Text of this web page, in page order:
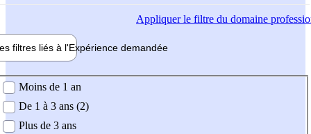
Appliquerle filtre du domaine
filtres liés à l'Expérience demandée
demandée
Moins de 1 an
De 1 à 3 ans (2)
Plus de 3 ans